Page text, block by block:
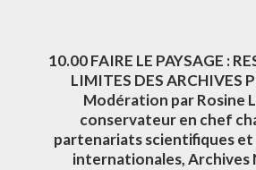
10.00 FAIRE LE PAYSAGE :
LIMITES DES ARCHIVES
Modération par Rosine
conservateur en chef
partenariats scientifiques
internationales, Archives